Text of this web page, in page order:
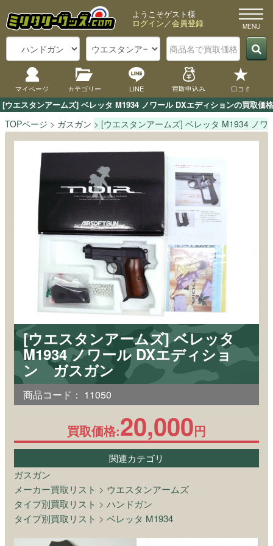
[ウエスタンアームズ] ベレッタ M1934 ノワール DXエディションの買取
ようこそゲスト様
ログイン／会員登録
マイページ カテゴリー LINE 買取申込み 口コミ
TOPページ ガスガン [ウエスタンアームズ] ベレッタ M1934 ノワ
[ウエスタンアームズ] ベレッタ
M1934 ノワール DXエディショ
ン ガスガン
商品コード： 11050
買取価格:20,000円
関連カテゴリ
ガスガン
メーカー買取リスト > ウエスタンアームズ
タイプ別買取リスト > ハンドガン
タイプ別買取リスト > ベレッタ M1934